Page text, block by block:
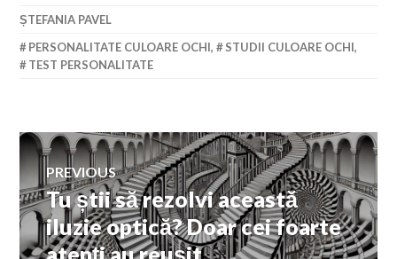
ȘTEFANIA PAVEL
PERSONALITATE CULOARE OCHI, STUDII CULOARE OCHI,
TEST PERSONALITATE
Navigare
în
PREVIOUS
Previous
post:
Tu știi să rezolvi această
iluzie optică? Doar cei foarte
atenți au reușit